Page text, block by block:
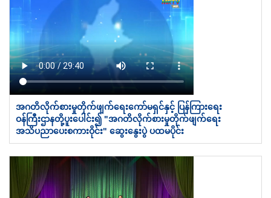
အဂတိလိုက်စားမှုတိုက်ဖျက်ရေးကော်မရှင်နှင့် ပြန်ကြားရေး
ဝန်ကြီးဌာနတို့ပူးပေါင်း၍ "အဂတိလိုက်စားမှုတိုက်ဖျက်ရေး
အသိပညာပေးစကားဝိုင်း" ဆွေးနွေးပွဲ ပထမပိုင်း